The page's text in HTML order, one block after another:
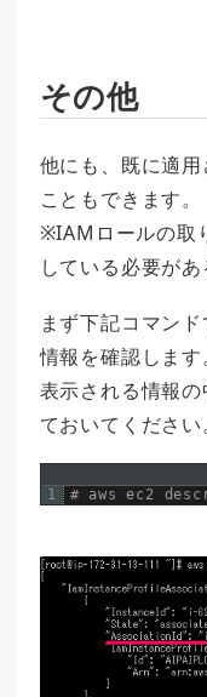
その他
他にも、既に適
こともできます。
※IAMロールの取
している必要があ
まず下記コマン
情報を確認します
表示される情報
ておいてください
1 # aws ec2